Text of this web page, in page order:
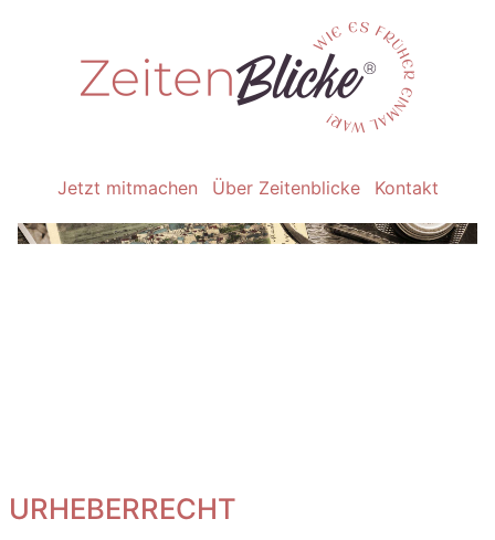
Jetzt mitmachen Über Zeitenblicke Kontakt
URHEBERRECHT